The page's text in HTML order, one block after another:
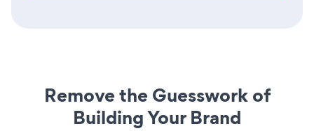
Remove the Guesswork of
Building Your Brand